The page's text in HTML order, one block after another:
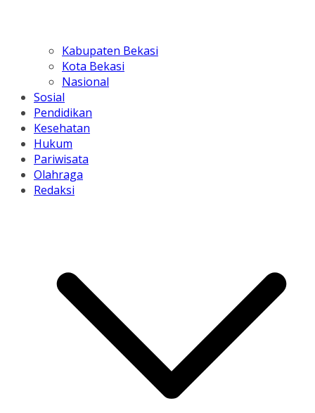
Kabupaten Bekasi
Kota Bekasi
Nasional
Sosial
Pendidikan
Kesehatan
Hukum
Pariwisata
Olahraga
Redaksi